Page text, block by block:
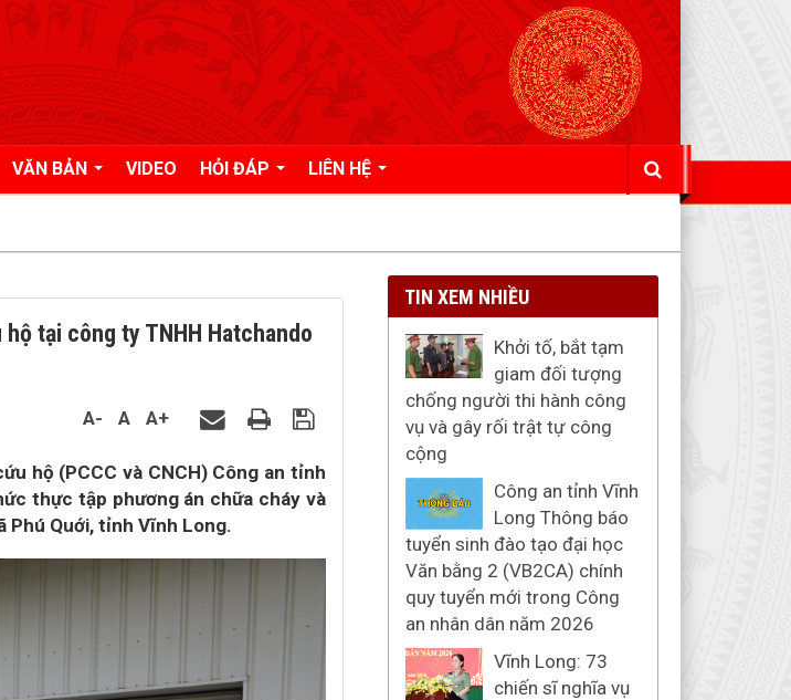
VĂN BẢN VIDEO HỎI ĐÁP LIÊN HỆ
tại công ty TNHH Hatchando
A- A A+
hộ (PCCC và CNCH) Công an tỉnh
thực tập phương án chữa cháy và
Phú Quới, tỉnh Vĩnh Long.
TIN XEM NHIỀU
Khởi tố, bắt tạm
giam đối tượng
chống người thi hành công
vụ và gây rối trật tự công
cộng
Công an tỉnh Vĩnh
Long Thông báo
tuyển sinh đào tạo đại học
Văn bằng 2 (VB2CA) chính
quy tuyển mới trong Công
an nhân dân năm 2026
Vĩnh Long: 73
chiến sĩ nghĩa vụ